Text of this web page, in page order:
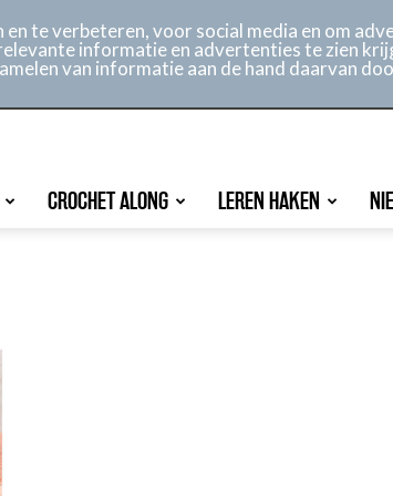
CROCHET ALONG LEREN HAKEN
te verbeteren, voor social media en om
informatie en advertenties te zien
van informatie aan de hand daarvan